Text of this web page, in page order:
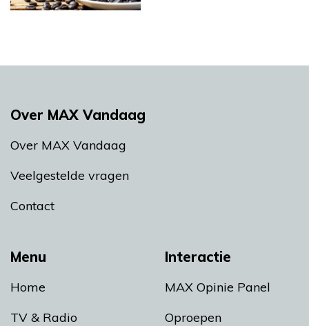
Menu
Home
TV & Radio
Interactie
MAX Opinie Panel
Oproepen
Over MAX Vandaag
Over MAX Vandaag
Veelgestelde vragen
Contact